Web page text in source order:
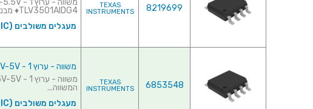
8219699
TEXAS
INSTRUMENTS
TLV3501AIDG4♦ מבנה המש...
מעגלים משולבים (IC)
6853548
TEXAS
INSTRUMENTS
משווה - ערוץ 1 - SMD - 7.8ns - 5V-5V
המשווה...
מעגלים משולבים (IC)